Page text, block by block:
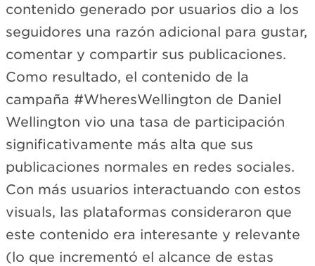
contenido generado por usuarios dio a los
seguidores una razón adicional para gustar,
comentar y compartir sus publicaciones.
Como resultado, el contenido de la
campaña #WheresWellington de Daniel
Wellington vio una tasa de participación
significativamente más alta que sus
publicaciones normales en redes sociales.
Con más usuarios interactuando con estos
visuals, las plataformas consideraron que
este contenido era interesante y relevante
(lo que incrementó el alcance de estas